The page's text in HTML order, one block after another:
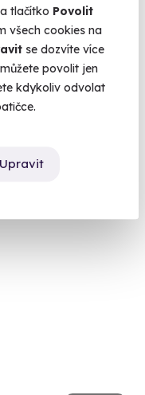
tlačítko Povolit
všech cookies na
se dozvíte více
povolit jen
kdykoliv odvolat
Upravit
9.6(352)